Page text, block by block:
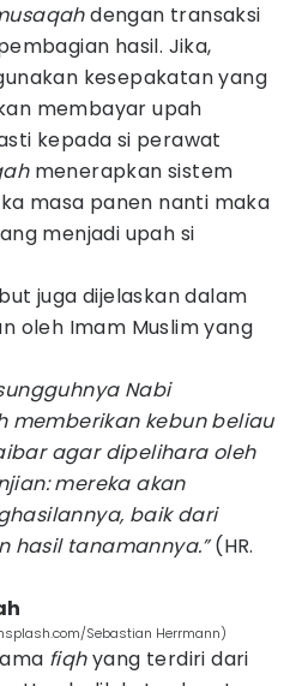
dengan transaksi
hasil. Jika,
kesepakatan yang
membayar upah
kepada si perawat
menerapkan sistem
masa panen nanti maka
menjadi upah si
juga dijelaskan dalam
oleh Imam Muslim yang
Nabi
memberikan kebun beliau
agar dipelihara oleh
mereka akan
baik dari
hasil tanamannya.”(HR.
Sebastian Herrmann)
fiqhyang terdiri dari